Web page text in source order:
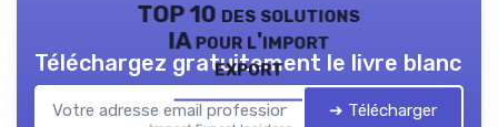
TOP 10 des solutions
IA pour l'import
export
Téléchargez gratuitement le livre blanc
➔ Télécharger